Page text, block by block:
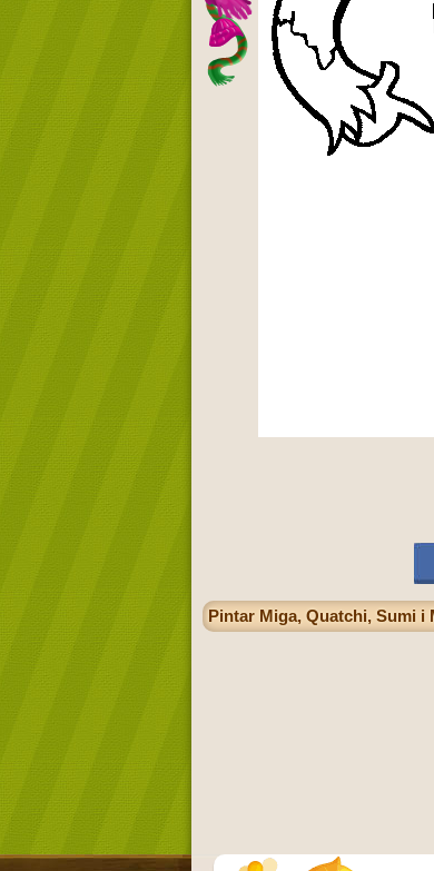
Pintar Miga, Quatchi, Sumi i